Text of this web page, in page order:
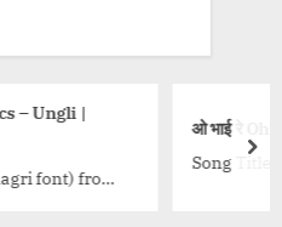
रे Oh Bhai Re Lyrics in
Title Track नैना दा क्या कसूर Naina Da
दिल जिगर क्या चीज़ है दो